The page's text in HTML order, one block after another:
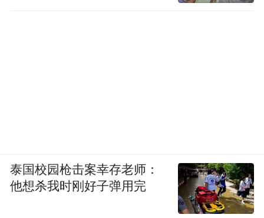
泰国校园枪击案幸存老师：
他想杀我时刚好子弹用完